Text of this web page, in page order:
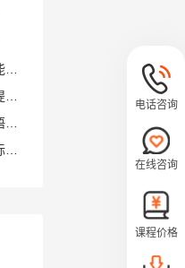
VIPKID 如何培养孩子紧急英语能力？
VIPKID 如何通过餐厅点餐教学提升少儿英语应用能力？
VIPKID 如何用酒店场景革新英语教学？
VIPKID 如何用英语日记培养国际化人才？
电话咨询
在线咨询
课程价格